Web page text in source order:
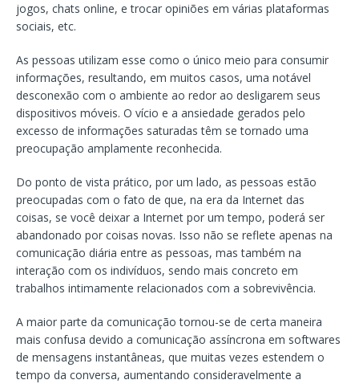
jogos, chats online, e trocar opiniões em várias plataformas
sociais, etc.
As pessoas utilizam esse como o único meio para consumir
informações, resultando, em muitos casos, uma notável
desconexão com o ambiente ao redor ao desligarem seus
dispositivos móveis. O vício e a ansiedade gerados pelo
excesso de informações saturadas têm se tornado uma
preocupação amplamente reconhecida.
Do ponto de vista prático, por um lado, as pessoas estão
preocupadas com o fato de que, na era da Internet das
coisas, se você deixar a Internet por um tempo, poderá ser
abandonado por coisas novas. Isso não se reflete apenas na
comunicação diária entre as pessoas, mas também na
interação com os indivíduos, sendo mais concreto em
trabalhos intimamente relacionados com a sobrevivência.
A maior parte da comunicação tornou-se de certa maneira
mais confusa devido a comunicação assíncrona em softwares
de mensagens instantâneas, que muitas vezes estendem o
tempo da conversa, aumentando consideravelmente a